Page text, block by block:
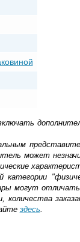
может
могут
здесь